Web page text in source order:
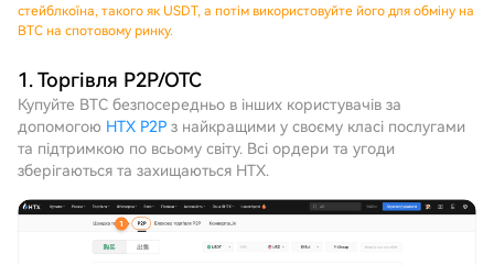
стейблкоїна, такого як USDT, а потім використовуйте його для обміну на
BTC на спотовому ринку.
1. Торгівля P2P/OTC
Купуйте BTC безпосередньо в інших користувачів за
допомогою HTX P2P з найкращими у своєму класі послугами
та підтримкою по всьому світу. Всі ордери та угоди
зберігаються та захищаються HTX.